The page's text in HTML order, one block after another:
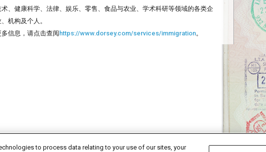
术、健康科学、法律、娱乐、零售、食品与农业、学术科研等领域的各类企
机构及个人。
多信息，请点击查阅 https://www.dorsey.com/services/immigration。
to process data relating to your use of our sites, your